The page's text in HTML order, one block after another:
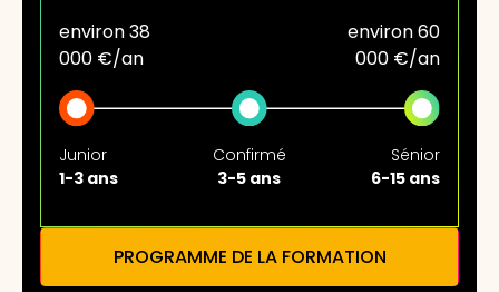
environ 38
000 €/an
environ 60
000 €/an
Junior
1-3 ans
Confirmé
3-5 ans
Sénior
6-15 ans
PROGRAMME DE LA FORMATION